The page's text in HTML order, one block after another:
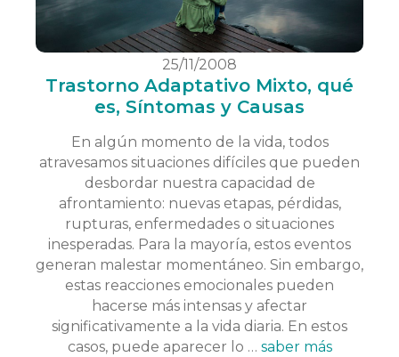
25/11/2008
Trastorno Adaptativo Mixto, qué
es, Síntomas y Causas
En algún momento de la vida, todos
atravesamos situaciones difíciles que pueden
desbordar nuestra capacidad de
afrontamiento: nuevas etapas, pérdidas,
rupturas, enfermedades o situaciones
inesperadas. Para la mayoría, estos eventos
generan malestar momentáneo. Sin embargo,
estas reacciones emocionales pueden
hacerse más intensas y afectar
significativamente a la vida diaria. En estos
casos, puede aparecer lo … saber más